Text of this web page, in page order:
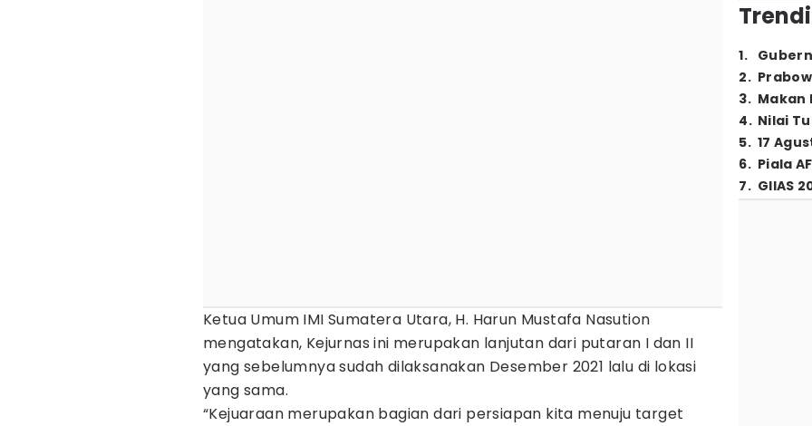
Ketua Umum IMI Sumatera Utara, H. Harun Mustafa Nasution
mengatakan, Kejurnas ini merupakan lanjutan dari putaran I dan II
yang sebelumnya sudah dilaksanakan Desember 2021 lalu di lokasi
yang sama.
“Kejuaraan merupakan bagian dari persiapan kita menuju target
1.
2.
3. Makan
4. Nilai
5. 17
6. Piala
7. GIIAS